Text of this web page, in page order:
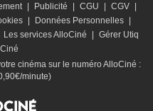
| Publicité | CGU | CGV |
| Données Personnelles |
Les services AlloCiné | Gérer Utiq
cinéma sur le numéro AlloCiné :
minute)